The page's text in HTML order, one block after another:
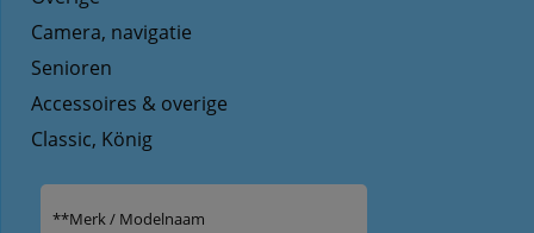
Camera, navigatie
Senioren
Accessoires & overige
Classic, König